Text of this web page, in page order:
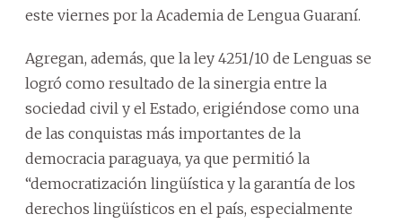
este viernes por la Academia de Lengua Guaraní.
Agregan, además, que la ley 4251/10 de Lenguas se
logró como resultado de la sinergia entre la
sociedad civil y el Estado, erigiéndose como una
de las conquistas más importantes de la
democracia paraguaya, ya que permitió la
“democratización lingüística y la garantía de los
derechos lingüísticos en el país, especialmente